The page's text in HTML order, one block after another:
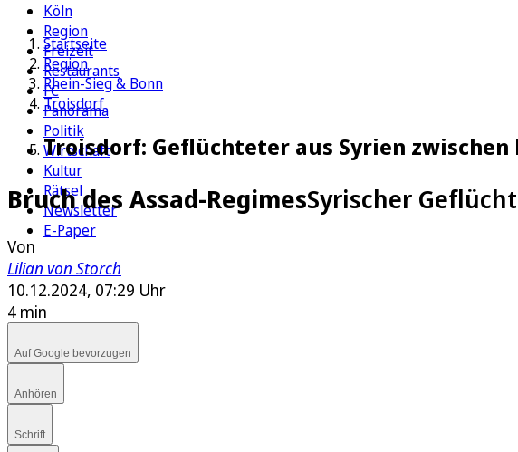
Köln
Region
Freizeit
Restaurants
FC
Panorama
Politik
Wirtschaft
Kultur
Rätsel
Newsletter
E-Paper
Startseite
Region
Rhein-Sieg & Bonn
Troisdorf
Troisdorf: Geflüchteter aus Syrien
Bruch des Assad-RegimesSyrischer
Von
Lilian von Storch
10.12.2024, 07:29 Uhr
4 min
Auf Google bevorzugen
Anhören
Schrift